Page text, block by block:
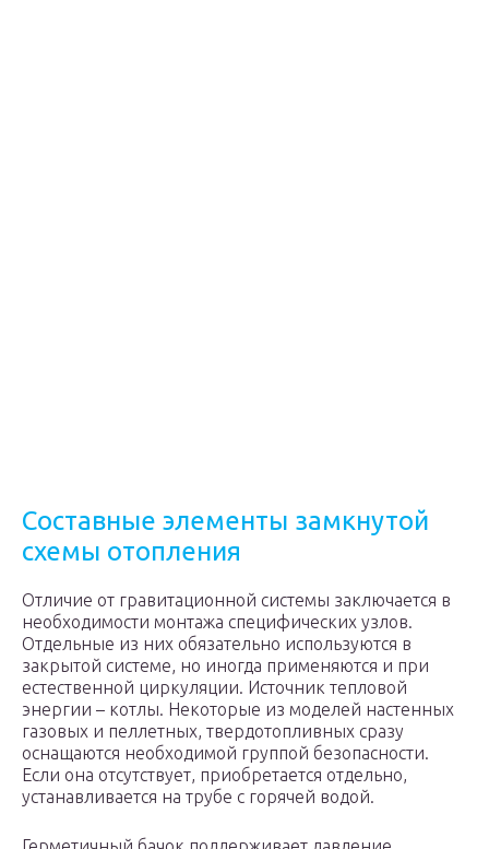
Составные элементы замкнутой
схемы отопления
Отличие от гравитационной системы заключается в
необходимости монтажа специфических узлов.
Отдельные из них обязательно используются в
закрытой системе, но иногда применяются и при
естественной циркуляции. Источник тепловой
энергии – котлы. Некоторые из моделей настенных
газовых и пеллетных, твердотопливных сразу
оснащаются необходимой группой безопасности.
Если она отсутствует, приобретается отдельно,
устанавливается на трубе с горячей водой.